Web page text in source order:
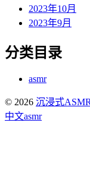
2023年10月
2023年9月
分类目录
asmr
© 2026 沉浸式ASMR
中文asmr